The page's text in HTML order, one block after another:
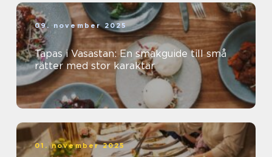
09. november 2025
Tapas i Vasastan: En smakguide till små
rätter med stor karaktär
01. november 2025